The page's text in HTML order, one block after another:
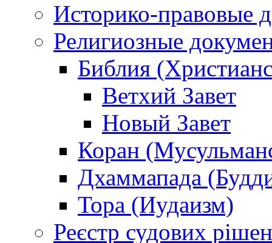
Историко-правовые
Религиозные
Библия
Ветхий Завет
Новый Завет
Коран
Дхаммапада
Тора (Иудаизм)
Реєстр судових